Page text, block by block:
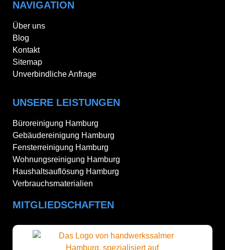
NAVIGATION
Über uns
Blog
Kontakt
Sitemap
Unverbindliche Anfrage
UNSERE LEISTUNGEN
Büroreinigung Hamburg
Gebäudereinigung Hamburg
Fensterreinigung Hamburg
Wohnungsreinigung Hamburg
Haushaltsauflösung Hamburg
Verbrauchsmaterialien
MITGLIEDSCHAFTEN